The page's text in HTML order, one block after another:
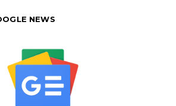
NEWS